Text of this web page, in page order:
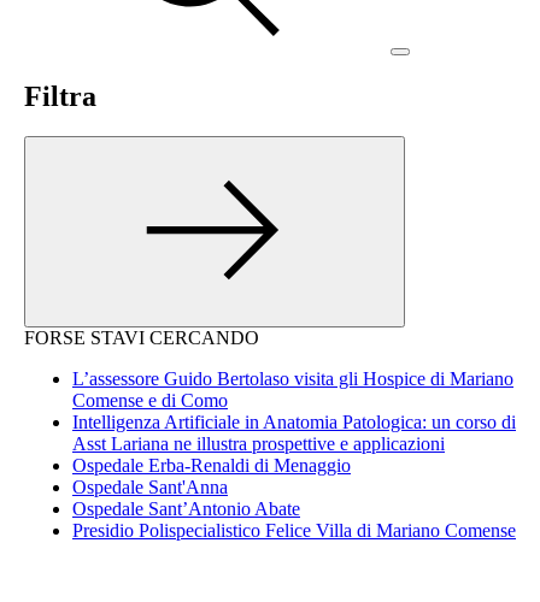
Filtra
FORSE STAVI CERCANDO
L’assessore Guido Bertolaso visita gli Hospice di Mariano
Comense e di Como
Intelligenza Artificiale in Anatomia Patologica: un corso di
Asst Lariana ne illustra prospettive e applicazioni
Ospedale Erba-Renaldi di Menaggio
Ospedale Sant'Anna
Ospedale Sant’Antonio Abate
Presidio Polispecialistico Felice Villa di Mariano Comense